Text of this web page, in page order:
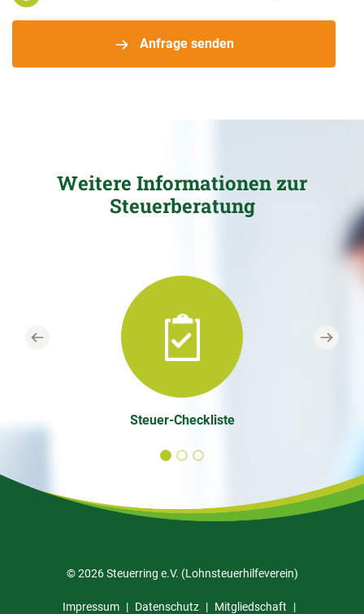
Anfrage senden
Weitere Informationen zur
Steuerberatung
Steuer-Checkliste
Previous Next
© 2026 Steuerring e.V. (Lohnsteuerhilfeverein)
Impressum Datenschutz Mitgliedschaft